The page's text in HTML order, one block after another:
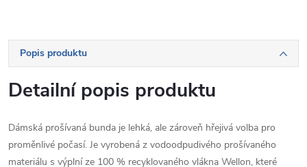
Popis produktu
Detailní popis produktu
Dámská prošívaná bunda je lehká, ale zároveň hřejivá volba pro
proměnlivé počasí. Je vyrobená z vodoodpudivého prošívaného
materiálu s výplní ze 100 % recyklovaného vlákna Wellon, které